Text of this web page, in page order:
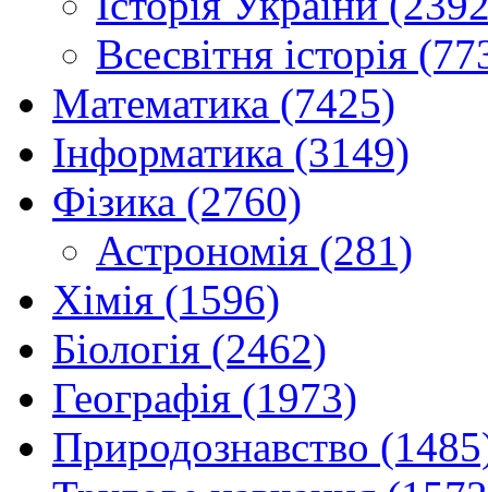
Всесвітня історія
Математика (7425)
Інформатика (3149)
Фізика (2760)
Астрономія (281)
Хімія (1596)
Біологія (2462)
Географія (1973)
Природознавство